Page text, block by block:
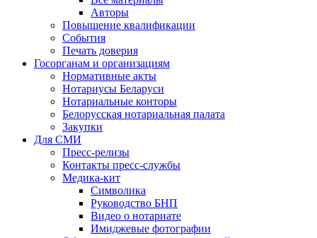
Авторы
Повышение квалификации
События
Печать доверия
Госорганам и организациям
Нормативные акты
Нотариусы Беларуси
Нотариальные конторы
Белорусская нотариальная палата
Закупки
Для СМИ
Пресс-релизы
Контакты пресс-службы
Медика-кит
Символика
Руководство БНП
Видео о нотариате
Имиджевые фотографии